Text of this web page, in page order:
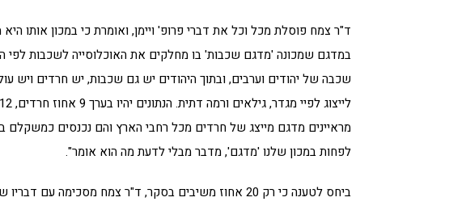
ד"ר צמח פוסלת מכל וכל את דברי פרופ' ויימן, ואומרת כי במכון אותו
במדגם שמכונה 'מדגם שכבות' בו מחלקים את האוכלוסייה לשכבות לפי
שכבה של יהודים וערבים, ובתוך היהודים יש גם שכבות, יש חרדים ויש
מראיינים מדגם מייצג של חרדים מכל רחבי הארץ והם נכנסים כמשקלם
לפחות במכון שלנו 'מדגם', מדבר מבלי לדעת מה הוא אומר".